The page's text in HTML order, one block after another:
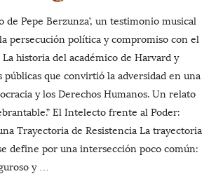
de Pepe Berzunza’, un testimonio musical
persecución política y compromiso con el
La historia del académico de Harvard y
que convirtió la adversidad en una
y los Derechos Humanos. Un relato
El Intelecto frente al Poder:
Trayectoria de Resistencia La trayectoria
define por una intersección poco común:
y…